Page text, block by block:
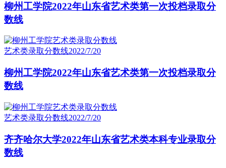
柳州工学院2022年山东省艺术类第一次投档录取分
数线
艺术类录取分数线2022/7/20
柳州工学院2022年山东省艺术类第一次投档录取分
数线
艺术类录取分数线2022/7/20
齐齐哈尔大学2022年山东省艺术类本科专业录取分
数线